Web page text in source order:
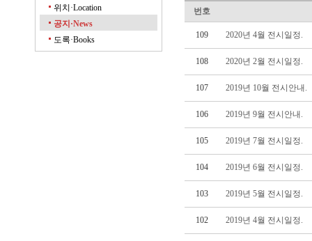
위치·Location
공지·News
도록·Books
번호
109 2020년 4월 전시일정.
108 2020년 2월 전시일정.
107 2019년 10월 전시안내.
106 2019년 9월 전시안내.
105 2019년 7월 전시일정.
104 2019년 6월 전시일정.
103 2019년 5월 전시일정.
102 2019년 4월 전시일정.